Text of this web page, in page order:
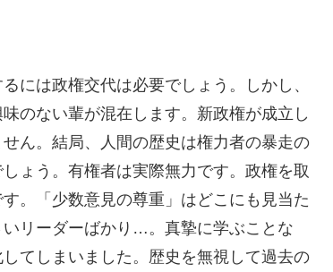
には政権交代は必要でしょう。しかし、
のない輩が混在します。新政権が成立し
ん。結局、人間の歴史は権力者の暴走の
ょう。有権者は実際無力です。政権を取
。「少数意見の尊重」はどこにも見当た
リーダーばかり…。真摯に学ぶことな
てしまいました。歴史を無視して過去の